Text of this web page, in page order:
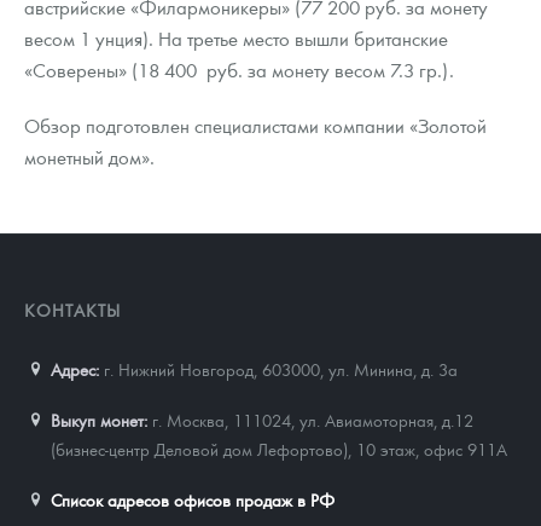
австрийские «Филармоникеры» (77 200 руб. за монету
весом 1 унция). На третье место вышли британские
«Соверены» (18 400 руб. за монету весом 7.3 гр.).
Обзор подготовлен специалистами компании «Золотой
монетный дом».
КОНТАКТЫ
Адрес: г. Нижний Новгород, 603000 ул. Минина, д. 3а
Выкуп монет: г. Москва, 111024, ул. Авиамоторная, д.12
(бизнес-центр Деловой дом Лефортово), 10 этаж, офис 911А
Список адресов офисов продаж в РФ